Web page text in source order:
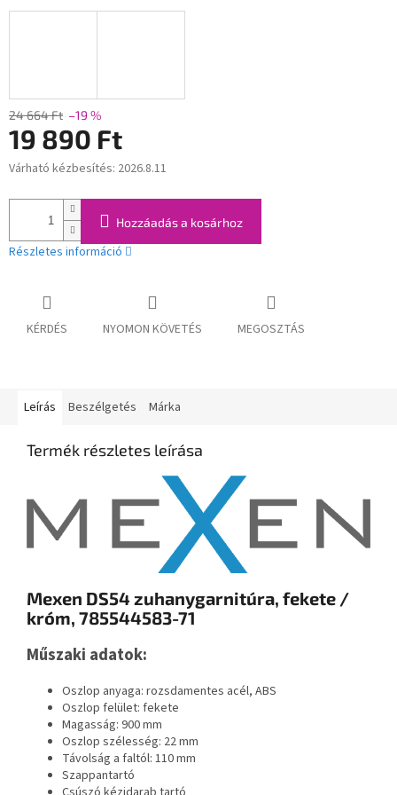
24 664 Ft –19 %
19 890 Ft
Egységár:
Várható kézbesítés: 2026.8.11
Hozzáadás a kosárhoz
Részletes információ
KÉRDÉS NYOMON KÖVETÉS MEGOSZTÁS
Leírás Beszélgetés Márka
Termék részletes leírása
Mexen DS54 zuhanygarnitúra, fekete /
króm, 785544583-71
Műszaki adatok:
Oszlop anyaga: rozsdamentes acél, ABS
Oszlop felület: fekete
Magasság: 900 mm
Oszlop szélesség: 22 mm
Távolság a faltól: 110 mm
Szappantartó